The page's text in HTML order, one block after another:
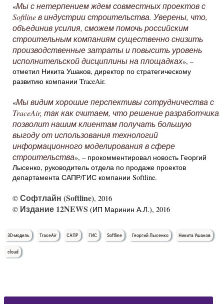
«Мы с нетерпением ждем совместных проектов с
Softline в индустрии строительства. Уверены, что,
объединив усилия, сможем помочь российским
строительным компаниям существенно снизить
производственные затраты и повысить уровень
исполнительской дисциплины на площадках», –
отметил Никита Ушаков, директор по стратегическому
развитию компании TraceAir.
«Мы видим хорошие перспективы сотрудничества с
TraceAir, так как считаем, что решение разработчика
позволит нашим клиентам получать большую
выгоду от использования технологий
информационного моделирования в сфере
строительства», – прокомментировал новость Георгий
Лысенко, руководитель отдела по продаже проектов
департамента САПР/ГИС компании Softline.
© Софтлайн (Softline), 2016
© Издание 12NEWS (ИП Маринин А.Л.), 2016
3D-модель TraceAir САПР ГИС Softline Георгий Лысенко Никита Ушаков
cloud